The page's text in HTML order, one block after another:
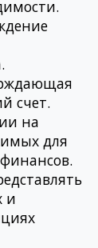
счет.
на
для
и